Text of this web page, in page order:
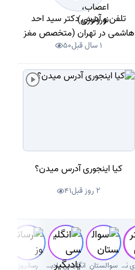
تلفن و آدرس دکتر سید احد
هاشمی در تهران (متخصص مغز
و اعصاب، نورولوژی)
1 سال قبل 50
کیا اینجوری آدرس میدن؟
2 روز قبل 41
دکتر مهدی نجفی دلوئی سوالستان انگلیسی یادبگیر رسانیوز